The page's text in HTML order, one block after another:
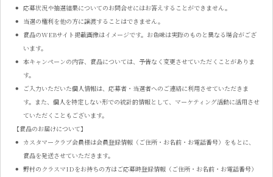
応募状況や抽選結果についてのお問合せにはお答えすることができません。
当選の権利を他の方に譲渡することはできません。
賞品のWEBサイト掲載画像はイメージです。お色味は実際のものと異なる場合がござ
います。
本キャンペーンの内容、賞品については、予告なく変更させていただくことがありま
す。
ご入力いただいた個人情報は、応募者・当選者へのご連絡に利用させていただきま
す。また、個人を特定しない形での統計的情報として、マーケティング活動に活用させ
ていただくこともございます。
【賞品のお届けについて】
カスタマークラブ会員様は会員登録情報（ご住所・お名前・お電話番号）をもとに、
賞品を発送させていただきます。
野村のクラスマIDをお持ちの方はご応募時登録情報（ご住所・お名前・お電話番号）